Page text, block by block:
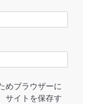
めブラウザーに
サイトを保存す